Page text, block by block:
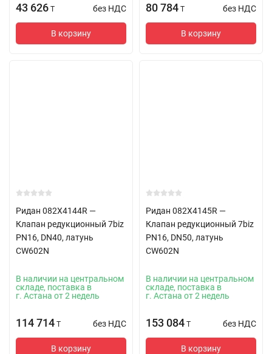
43 626 T без НДС
В корзину
80 784 T без НДС
В корзину
Ридан 082X4144R —
Клапан редукционный 7biz
PN16, DN40, латунь
CW602N
В наличии на центральном
складе, поставка в
г. Астана от 2 недель
114 714 T без НДС
В корзину
Ридан 082X4145R —
Клапан редукционный 7biz
PN16, DN50, латунь
CW602N
В наличии на центральном
складе, поставка в
г. Астана от 2 недель
153 084 T без НДС
В корзину